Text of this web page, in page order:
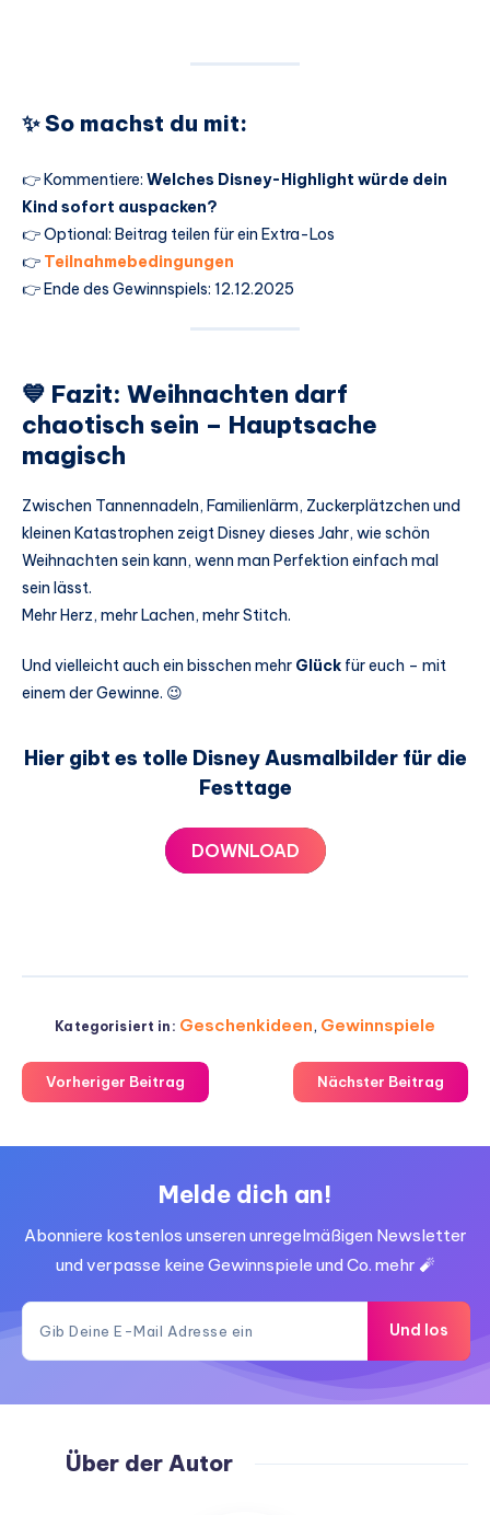
✨ So machst du mit:
👉 Kommentiere: Welches Disney-Highlight würde dein
Kind sofort auspacken?
👉 Optional: Beitrag teilen für ein Extra-Los
👉 Teilnahmebedingungen
👉 Ende des Gewinnspiels: 12.12.2025
💙 Fazit: Weihnachten darf
chaotisch sein – Hauptsache
magisch
Zwischen Tannennadeln, Familienlärm, Zuckerplätzchen und
kleinen Katastrophen zeigt Disney dieses Jahr, wie schön
Weihnachten sein kann, wenn man Perfektion einfach mal
sein lässt.
Mehr Herz, mehr Lachen, mehr Stitch.
Und vielleicht auch ein bisschen mehr Glück für euch – mit
einem der Gewinne. 😉
Hier gibt es tolle Disney Ausmalbilder für die
Festtage
DOWNLOAD
Kategorisiert in: Geschenkideen, Gewinnspiele
Vorheriger Beitrag Nächster Beitrag
Melde dich an!
Abonniere kostenlos unseren unregelmäßigen Newsletter
und verpasse keine Gewinnspiele und Co. mehr 🧨
Und los
Über der Autor